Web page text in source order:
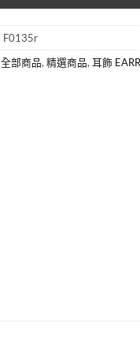
F0135r
全部商品, 精選商品, 耳飾